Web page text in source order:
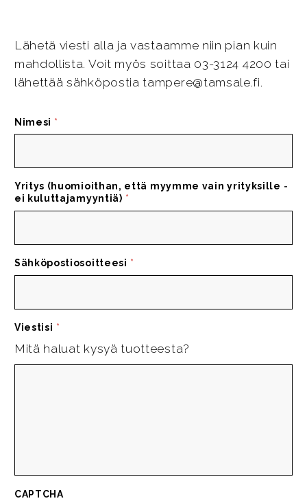
Lähetä viesti alla ja vastaamme niin pian kuin
mahdollista. Voit myös soittaa 03-3124 4200 tai
lähettää sähköpostia tampere@tamsale.fi.
Nimesi *
Yritys (huomioithan, että myymme vain yrityksille -
ei kuluttajamyyntiä) *
Sähköpostiosoitteesi *
Viestisi *
Mitä haluat kysyä tuotteesta?
CAPTCHA